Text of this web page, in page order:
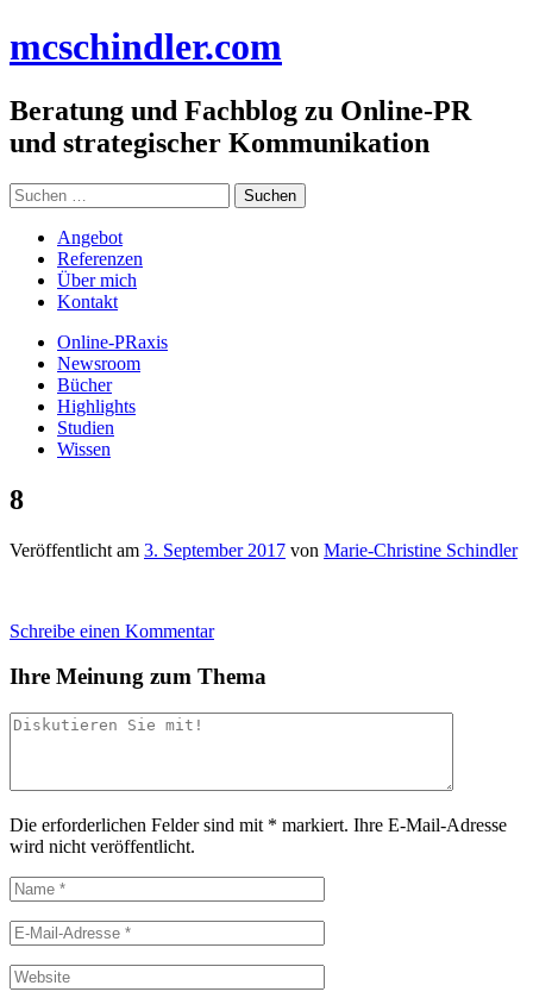
Inhalt
mcschindler.com
Beratung und Fachblog zu Online-PR
und strategischer Kommunikation
Suchen
nach:
Angebot
Referenzen
Über mich
Kontakt
Online-PRaxis
Newsroom
Bücher
Highlights
Studien
Wissen
8
Veröffentlicht am 3. September 2017 von Marie-Christine Schindler
Schreibe einen Kommentar
Ihre Meinung zum Thema
Die erforderlichen Felder sind mit * markiert. Ihre E-Mail-Adresse
wird nicht veröffentlicht.